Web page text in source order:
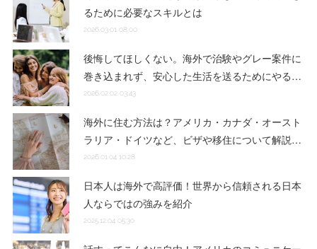
るために必要なスキルとは
2026.03.01 08:00
後悔してほしくない。海外で治験やグレー案件に
巻き込まれず、安心した生活を送るためにやる…
2026.02.02 03:43
海外に住む方法は？アメリカ・カナダ・オースト
ラリア・ドイツなど、ビザや移住について解説…
2026.01.04 10:28
日本人は海外で高評価！世界から信頼される日本
人ならではの強みを紹介
2025.12.04 05:30